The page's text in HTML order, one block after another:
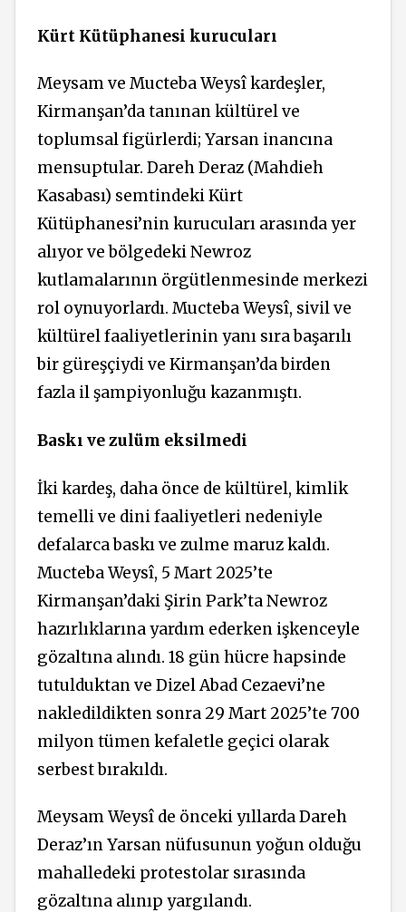
Kürt Kütüphanesi kurucuları
Meysam ve Mucteba Weysî kardeşler,
Kirmanşan’da tanınan kültürel ve
toplumsal figürlerdi; Yarsan inancına
mensuptular. Dareh Deraz (Mahdieh
Kasabası) semtindeki Kürt
Kütüphanesi’nin kurucuları arasında yer
alıyor ve bölgedeki Newroz
kutlamalarının örgütlenmesinde merkezi
rol oynuyorlardı. Mucteba Weysî, sivil ve
kültürel faaliyetlerinin yanı sıra başarılı
bir güreşçiydi ve Kirmanşan’da birden
fazla il şampiyonluğu kazanmıştı.
Baskı ve zulüm eksilmedi
İki kardeş, daha önce de kültürel, kimlik
temelli ve dini faaliyetleri nedeniyle
defalarca baskı ve zulme maruz kaldı.
Mucteba Weysî, 5 Mart 2025’te
Kirmanşan’daki Şirin Park’ta Newroz
hazırlıklarına yardım ederken işkenceyle
gözaltına alındı. 18 gün hücre hapsinde
tutulduktan ve Dizel Abad Cezaevi’ne
nakledildikten sonra 29 Mart 2025’te 700
milyon tümen kefaletle geçici olarak
serbest bırakıldı.
Meysam Weysî de önceki yıllarda Dareh
Deraz’ın Yarsan nüfusunun yoğun olduğu
mahalledeki protestolar sırasında
gözaltına alınıp yargılandı.